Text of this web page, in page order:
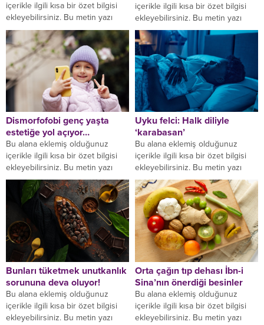
içerikle ilgili kısa bir özet bilgisi
ekleyebilirsiniz. Bu metin yazı
düzenleme sayfasında "Özet"
bölümünden eklenebilir. Özet...
içerikle ilgili kısa bir özet bilgisi
ekleyebilirsiniz. Bu metin yazı
düzenleme sayfasında "Özet"
bölümünden eklenebilir. Özet...
Dismorfofobi genç yaşta
estetiğe yol açıyor…
Bu alana eklemiş olduğunuz
içerikle ilgili kısa bir özet bilgisi
ekleyebilirsiniz. Bu metin yazı
düzenleme sayfasında "Özet"
bölümünden eklenebilir. Özet...
Uyku felci: Halk diliyle
‘karabasan’
Bu alana eklemiş olduğunuz
içerikle ilgili kısa bir özet bilgisi
ekleyebilirsiniz. Bu metin yazı
düzenleme sayfasında "Özet"
bölümünden eklenebilir. Özet...
Bunları tüketmek unutkanlık
sorununa deva oluyor!
Bu alana eklemiş olduğunuz
içerikle ilgili kısa bir özet bilgisi
ekleyebilirsiniz. Bu metin yazı
Orta çağın tıp dehası İbn-i
Sina’nın önerdiği besinler
Bu alana eklemiş olduğunuz
içerikle ilgili kısa bir özet bilgisi
ekleyebilirsiniz. Bu metin yazı